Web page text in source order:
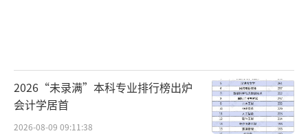
2026“未录满”本科专业排行榜出炉
会计学居首
2026-08-09 09:11:38